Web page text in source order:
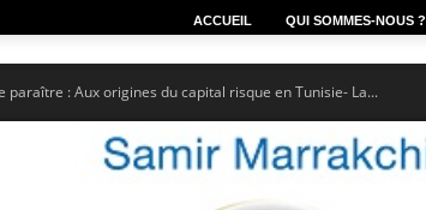
ACCUEIL QUI SOMMES-NOUS ?
paraître : Aux origines du capital risque en Tunisie- La...